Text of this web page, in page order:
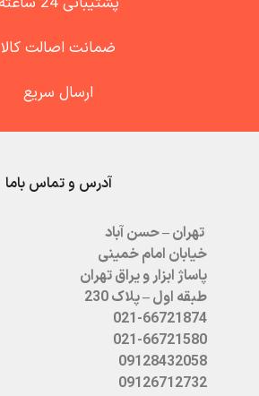
ضمانت اصالت کالا
ارسال سریع
آدرس و تماس باما
تهران – حسن آباد
خیابان امام خمینی
پاساژ ابزار و یراق تهران
طبقه اول – پلاک 230
021-66721874
021-66721580
09128432058
09126712732